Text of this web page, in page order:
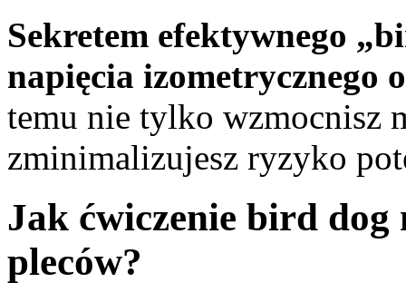
Sekretem efektywnego
napięcia izometrycznego
temu nie tylko wzmocnisz
zminimalizujesz ryzyko
Jak ćwiczenie bird dog
pleców?